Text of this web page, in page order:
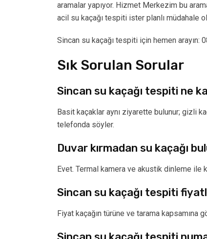
aramalar yapıyor. Hizmet Merkezim bu
acil su kaçağı tespiti ister planlı müdahale
Sincan su kaçağı tespiti için hemen
Sık Sorulan Sorular
Sincan su kaçağı tespiti ne
Basit kaçaklar aynı ziyarette bulunur; gizli
telefonda söyler.
Duvar kırmadan su kaçağı
Evet. Termal kamera ve akustik dinleme ile
Sincan su kaçağı tespiti
Fiyat kaçağın türüne ve tarama